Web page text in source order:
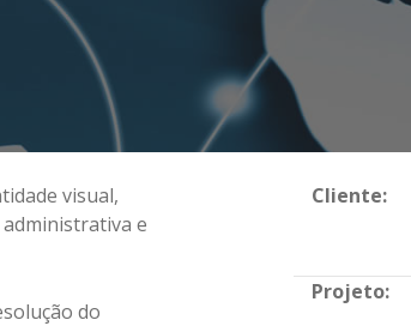
visual,
e
do
Cliente:
Projeto: